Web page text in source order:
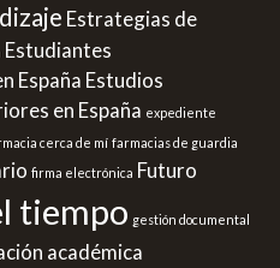
Estrategias de
Estudiantes
España Estudios
en España expediente
cerca de mí farmacias de guardia
firma electrónica Futuro
tiempo gestión documental
académica